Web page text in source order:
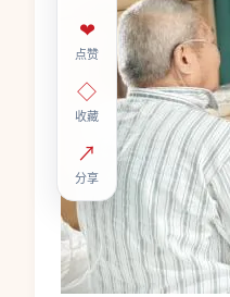
❤
点赞
◇
收藏
↗
分享